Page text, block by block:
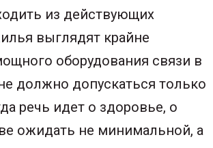
из действующих
выглядят крайне
оборудования связи в
должно допускаться только
речь идет о здоровье, о
ожидать не минимальной, а